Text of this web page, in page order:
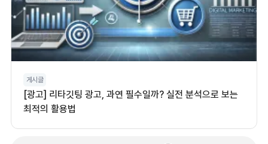
게시글
[광고] 리타깃팅 광고, 과연 필수일까? 실전 분석으로 보는
최적의 활용법